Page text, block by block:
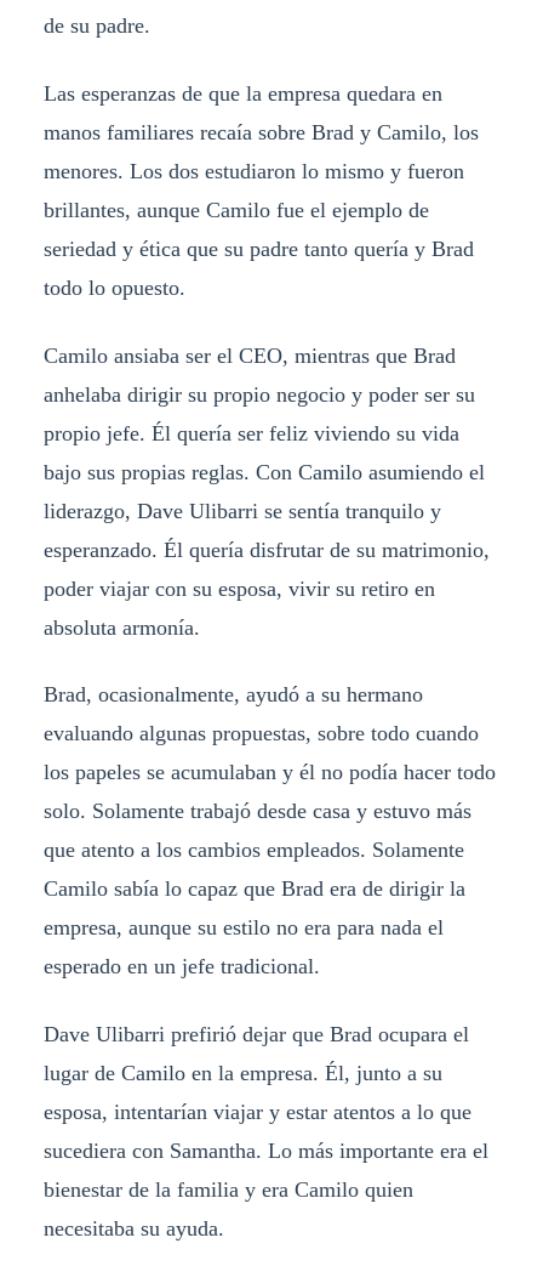
de su padre.
Las esperanzas de que la empresa quedara en
manos familiares recaía sobre Brad y Camilo, los
menores. Los dos estudiaron lo mismo y fueron
brillantes, aunque Camilo fue el ejemplo de
seriedad y ética que su padre tanto quería y Brad
todo lo opuesto.
Camilo ansiaba ser el CEO, mientras que Brad
anhelaba dirigir su propio negocio y poder ser su
propio jefe. Él quería ser feliz viviendo su vida
bajo sus propias reglas. Con Camilo asumiendo el
liderazgo, Dave Ulibarri se sentía tranquilo y
esperanzado. Él quería disfrutar de su matrimonio,
poder viajar con su esposa, vivir su retiro en
absoluta armonía.
Brad, ocasionalmente, ayudó a su hermano
evaluando algunas propuestas, sobre todo cuando
los papeles se acumulaban y él no podía hacer todo
solo. Solamente trabajó desde casa y estuvo más
que atento a los cambios empleados. Solamente
Camilo sabía lo capaz que Brad era de dirigir la
empresa, aunque su estilo no era para nada el
esperado en un jefe tradicional.
Dave Ulibarri prefirió dejar que Brad ocupara el
lugar de Camilo en la empresa. Él, junto a su
esposa, intentarían viajar y estar atentos a lo que
sucediera con Samantha. Lo más importante era el
bienestar de la familia y era Camilo quien
necesitaba su ayuda.